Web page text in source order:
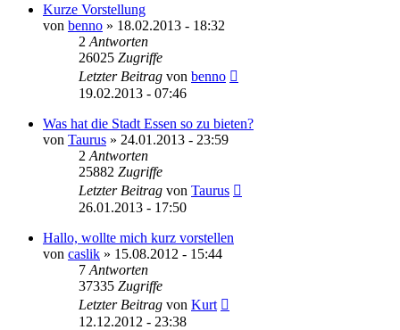
Kurze Vorstellung
von benno » 18.02.2013 - 18:32
2 Antworten
26025 Zugriffe
Letzter Beitrag von benno
19.02.2013 - 07:46
Was hat die Stadt Essen so zu bieten?
von Taurus » 24.01.2013 - 23:59
2 Antworten
25882 Zugriffe
Letzter Beitrag von Taurus
26.01.2013 - 17:50
Hallo, wollte mich kurz vorstellen
von caslik » 15.08.2012 - 15:44
7 Antworten
37335 Zugriffe
Letzter Beitrag von Kurt
12.12.2012 - 23:38